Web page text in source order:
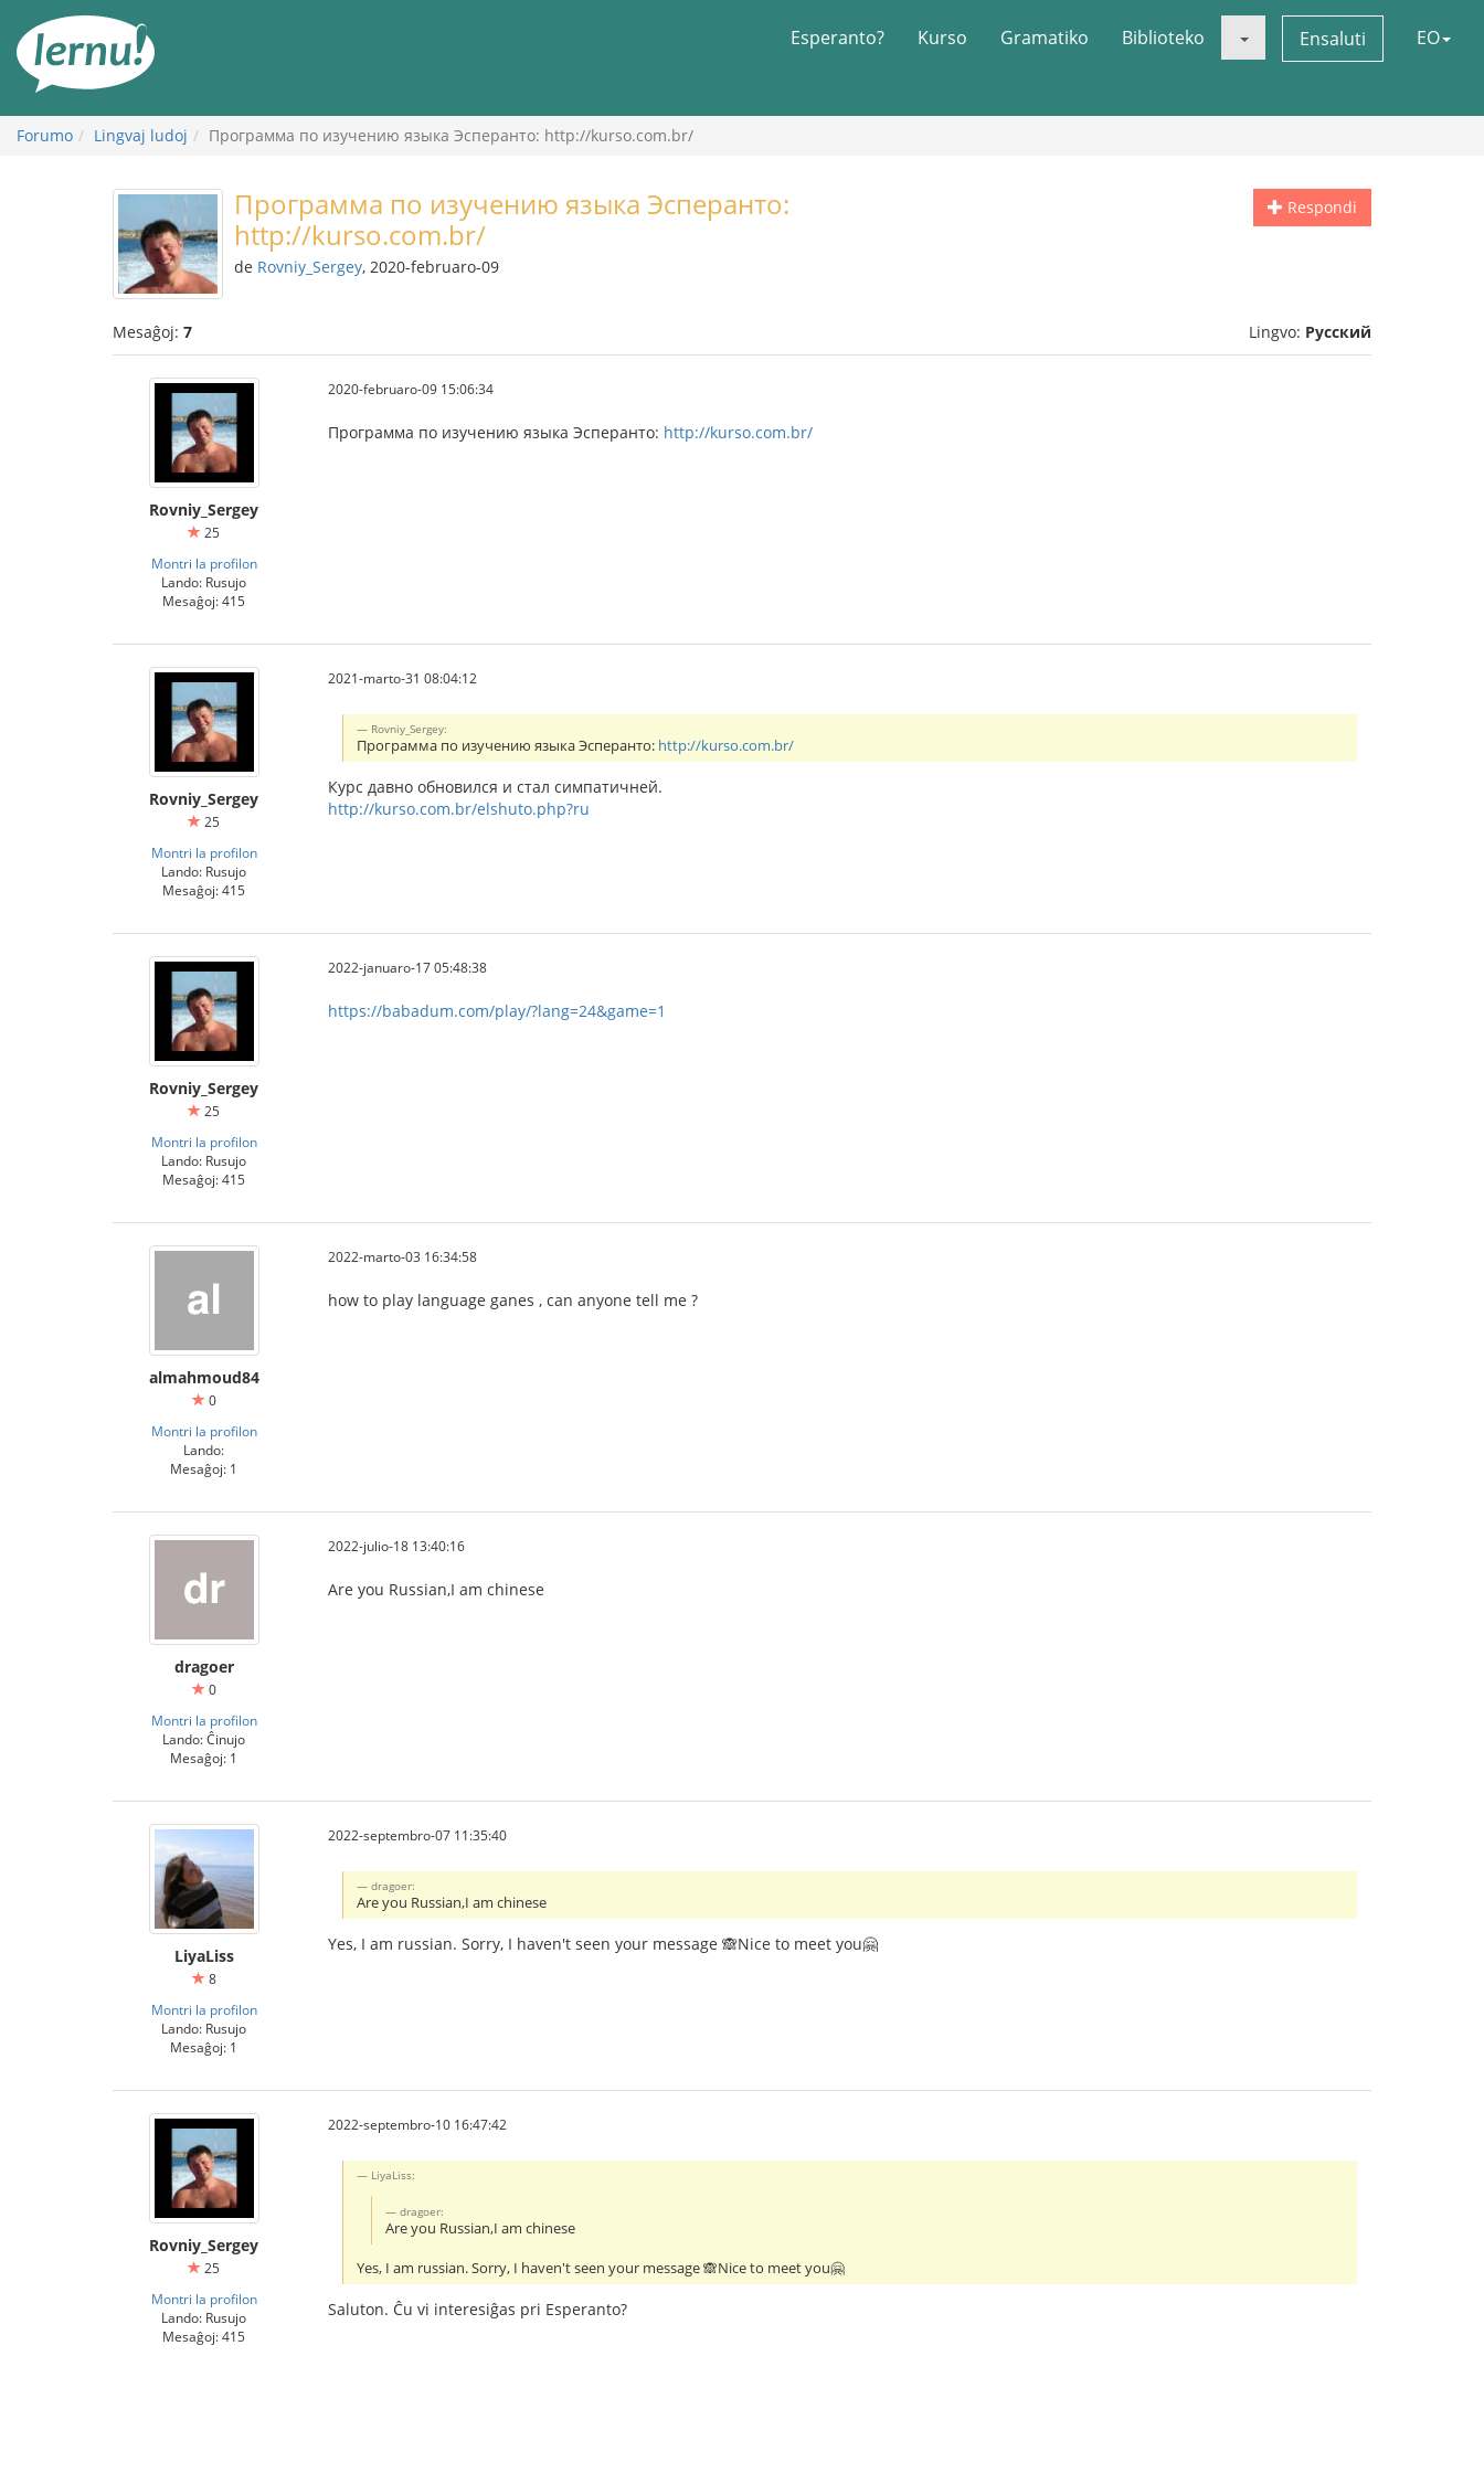
enhavo
Esperanto? Kurso Gramatiko Biblioteko Ensaluti EO
Forumo Lingvaj ludoj Программа по изучению языка Эсперанто: http://kurso.com.br/
Respondi
Программа по изучению языка Эсперанто:
http://kurso.com.br/
de Rovniy_Sergey, 2020-februaro-09
Mesaĝoj: 7 Lingvo: Русский
Rovniy_Sergey
25
Montri la profilon
Lando: Rusujo
Mesaĝoj: 415
2020-februaro-09 15:06:34
Программа по изучению языка Эсперанто: http://kurso.com.br/
Rovniy_Sergey
25
Montri la profilon
Lando: Rusujo
Mesaĝoj: 415
2021-marto-31 08:04:12
Rovniy_Sergey:
Программа по изучению языка Эсперанто: http://kurso.com.br/
Курс давно обновился и стал симпатичней.
http://kurso.com.br/elshuto.php?ru
Rovniy_Sergey
25
Montri la profilon
Lando: Rusujo
Mesaĝoj: 415
2022-januaro-17 05:48:38
https://babadum.com/play/?lang=24&game=1
almahmoud84
0
Montri la profilon
Lando:
Mesaĝoj: 1
2022-marto-03 16:34:58
how to play language ganes , can anyone tell me ?
dragoer
0
Montri la profilon
Lando: Ĉinujo
Mesaĝoj: 1
2022-julio-18 13:40:16
Are you Russian,I am chinese
LiyaLiss
8
Montri la profilon
Lando: Rusujo
Mesaĝoj: 1
2022-septembro-07 11:35:40
dragoer:
Are you Russian,I am chinese
Yes, I am russian. Sorry, I haven't seen your message 🙈Nice to meet you🤗
Rovniy_Sergey
25
Montri la profilon
Lando: Rusujo
Mesaĝoj: 415
2022-septembro-10 16:47:42
LiyaLiss:
dragoer:
Are you Russian,I am chinese
Yes, I am russian. Sorry, I haven't seen your message 🙈Nice to meet you🤗
Saluton. Ĉu vi interesiĝas pri Esperanto?